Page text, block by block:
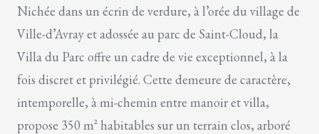
Nichée dans un écrin de verdure, à l’orée du village de
Ville-d’Avray et adossée au parc de Saint-Cloud, la
Villa du Parc offre un cadre de vie exceptionnel, à la
fois discret et privilégié. Cette demeure de caractère,
intemporelle, à mi-chemin entre manoir et villa,
propose 350 m² habitables sur un terrain clos, arboré